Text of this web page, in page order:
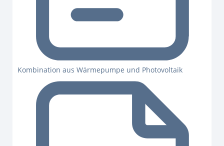
Kombination aus Wärmepumpe und Photovoltaik